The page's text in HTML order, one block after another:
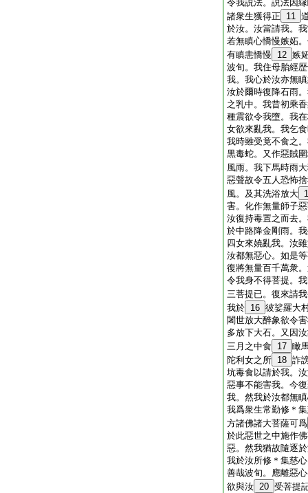
令我説法。説法因
諸衆生獲得正
11
於汝。汝當請我。
若無瞋心憍慢嫉妬
有瞋恚憍慢
12 嫉
波旬。我住母胎經
我。我心於汝亦無
汝於爾時復降石雨
之乳中。我昔初乘
種震欲令我墮。我
女欲來亂我。我乞
我時雖受竟不食之
黒毒蛇。又作惡賊
風雨。我下馬時雨
惡聲故令五人恐怖
風。及其洗浴放大
害。化作無量師子
汝復持毒置之而去
於中路降金剛雨。
四女來嬈亂我。汝
汝都無惡心。如是
復將無量百千萬衆
令我身不得菩提。
三菩提已。復來請
我於 16 彼娑羅大
闍世放大醉象欲令
多放下大石。又因
三月之中食 17 瞰
陀利女之所 18 詐
坑毒食以請於我。
惡事不能害我。今
我。然我於汝都無
我爲衆生常勤修＊
方諸佛諸大菩薩可爲
於此惡世之中施作
惡。然我猶故隨逐
我於汝所修＊集慈
善哉波旬。應離惡
欲與汝 20 受菩提